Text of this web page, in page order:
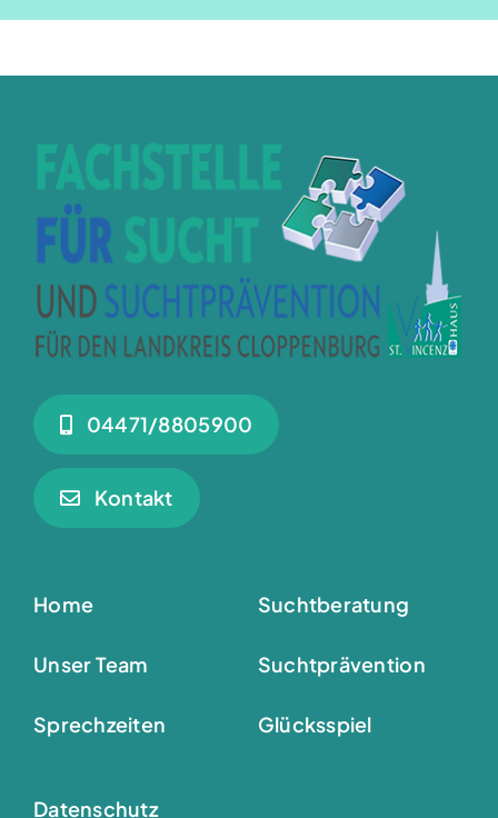
04471/8805900
Kontakt
Home
Unser Team
Sprechzeiten
Suchtberatung
Suchtprävention
Glücksspiel
Datenschutz